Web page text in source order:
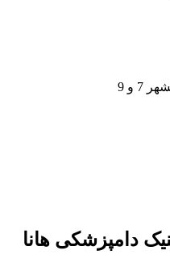
و 9
دامپزشکی هانا